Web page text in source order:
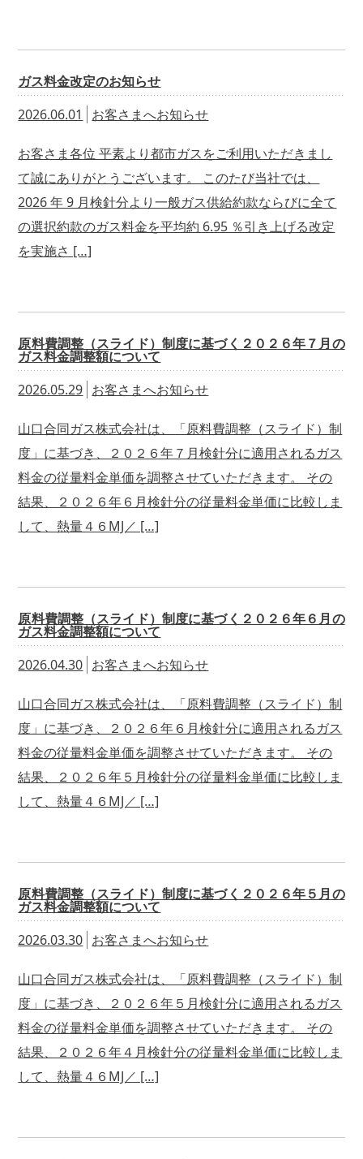
ガス料金改定のお知らせ
2026.06.01
お客さまへお知らせ
お客さま各位 平素より都市ガスをご利用いただきまし
て誠にありがとうございます。 このたび当社では、
2026 年 9 月検針分より一般ガス供給約款ならびに全て
の選択約款のガス料金を平均約 6.95 ％引き上げる改定
を実施さ […]
原料費調整（スライド）制度に基づく２０２６年７月の
ガス料金調整額について
2026.05.29 お客さまへお知らせ
山口合同ガス株式会社は、「原料費調整（スライド）制
度」に基づき、２０２６年７月検針分に適用されるガス
料金の従量料金単価を調整させていただきます。 その
結果、２０２６年６月検針分の従量料金単価に比較しま
して、熱量４６MJ／ […]
原料費調整（スライド）制度に基づく２０２６年６月の
ガス料金調整額について
2026.04.30 お客さまへお知らせ
山口合同ガス株式会社は、「原料費調整（スライド）制
度」に基づき、２０２６年６月検針分に適用されるガス
料金の従量料金単価を調整させていただきます。 その
結果、２０２６年５月検針分の従量料金単価に比較しま
して、熱量４６MJ／ […]
原料費調整（スライド）制度に基づく２０２６年５月の
ガス料金調整額について
2026.03.30 お客さまへお知らせ
山口合同ガス株式会社は、「原料費調整（スライド）制
度」に基づき、２０２６年５月検針分に適用されるガス
料金の従量料金単価を調整させていただきます。 その
結果、２０２６年４月検針分の従量料金単価に比較しま
して、熱量４６MJ／ […]